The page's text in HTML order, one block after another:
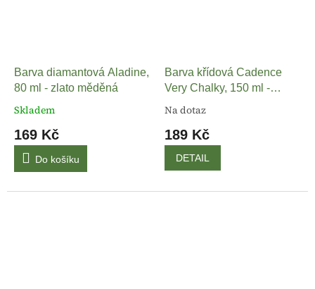
Barva diamantová Aladine,
80 ml - zlato měděná
Skladem
169 Kč
Do košíku
Barva křídová Cadence
Very Chalky, 150 ml -
atlantická zelená
Na dotaz
189 Kč
DETAIL